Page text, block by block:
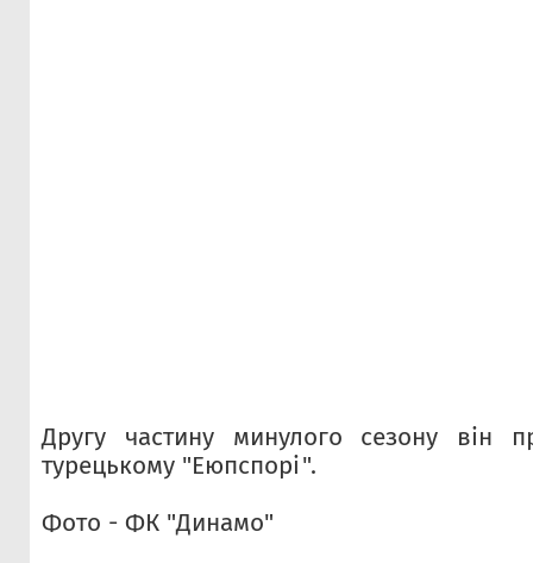
Другу частину минулого сезону він
турецькому "Еюпспорі".
Фото - ФК "Динамо"